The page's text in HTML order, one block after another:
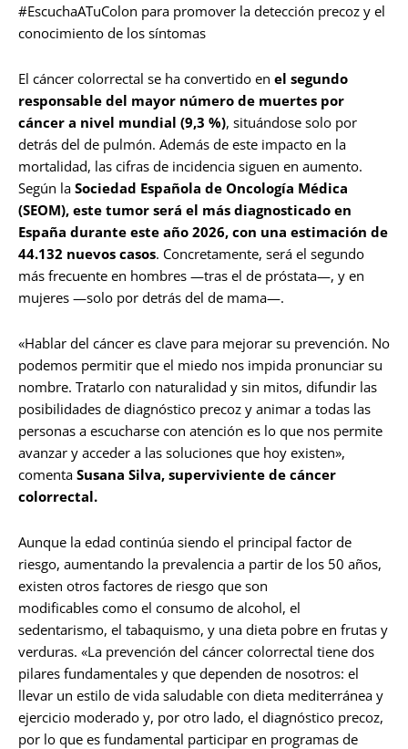
#EscuchaATuColon para promover la detección precoz y el
conocimiento de los síntomas
El cáncer colorrectal se ha convertido en el segundo
responsable del mayor número de muertes por
cáncer a nivel mundial (9,3 %), situándose solo por
detrás del de pulmón. Además de este impacto en la
mortalidad, las cifras de incidencia siguen en aumento.
Según la Sociedad Española de Oncología Médica
(SEOM), este tumor será el más diagnosticado en
España durante este año 2026, con una estimación de
44.132 nuevos casos. Concretamente, será el segundo
más frecuente en hombres —tras el de próstata—, y en
mujeres —solo por detrás del de mama—.
«Hablar del cáncer es clave para mejorar su prevención. No
podemos permitir que el miedo nos impida pronunciar su
nombre. Tratarlo con naturalidad y sin mitos, difundir las
posibilidades de diagnóstico precoz y animar a todas las
personas a escucharse con atención es lo que nos permite
avanzar y acceder a las soluciones que hoy existen»,
comenta Susana Silva, superviviente de cáncer
colorrectal.
Aunque la edad continúa siendo el principal factor de
riesgo, aumentando la prevalencia a partir de los 50 años,
existen otros factores de riesgo que son
modificables como el consumo de alcohol, el
sedentarismo, el tabaquismo, y una dieta pobre en frutas y
verduras. «La prevención del cáncer colorrectal tiene dos
pilares fundamentales y que dependen de nosotros: el
llevar un estilo de vida saludable con dieta mediterránea y
ejercicio moderado y, por otro lado, el diagnóstico precoz,
por lo que es fundamental participar en programas de